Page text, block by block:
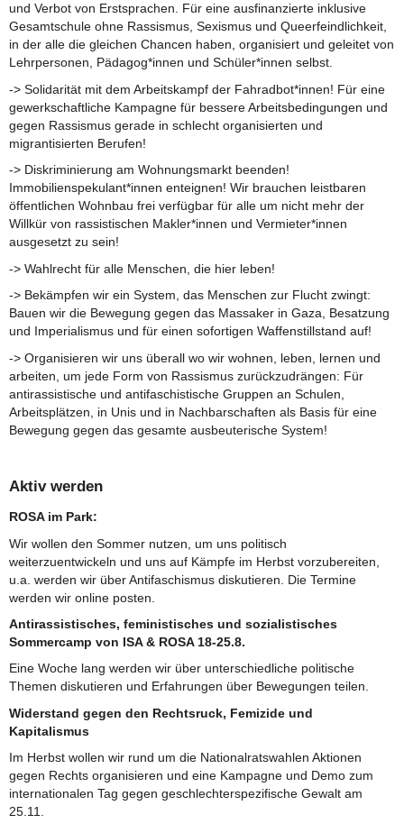
und Verbot von Erstsprachen. Für eine ausfinanzierte inklusive
Gesamtschule ohne Rassismus, Sexismus und Queerfeindlichkeit,
in der alle die gleichen Chancen haben, organisiert und geleitet von
Lehrpersonen, Pädagog*innen und Schüler*innen selbst.
-> Solidarität mit dem Arbeitskampf der Fahradbot*innen! Für eine
gewerkschaftliche Kampagne für bessere Arbeitsbedingungen und
gegen Rassismus gerade in schlecht organisierten und
migrantisierten Berufen!
-> Diskriminierung am Wohnungsmarkt beenden!
Immobilienspekulant*innen enteignen! Wir brauchen leistbaren
öffentlichen Wohnbau frei verfügbar für alle um nicht mehr der
Willkür von rassistischen Makler*innen und Vermieter*innen
ausgesetzt zu sein!
-> Wahlrecht für alle Menschen, die hier leben!
-> Bekämpfen wir ein System, das Menschen zur Flucht zwingt:
Bauen wir die Bewegung gegen das Massaker in Gaza, Besatzung
und Imperialismus und für einen sofortigen Waffenstillstand auf!
-> Organisieren wir uns überall wo wir wohnen, leben, lernen und
arbeiten, um jede Form von Rassismus zurückzudrängen: Für
antirassistische und antifaschistische Gruppen an Schulen,
Arbeitsplätzen, in Unis und in Nachbarschaften als Basis für eine
Bewegung gegen das gesamte ausbeuterische System!
Aktiv werden
ROSA im Park:
Wir wollen den Sommer nutzen, um uns politisch
weiterzuentwickeln und uns auf Kämpfe im Herbst vorzubereiten,
u.a. werden wir über Antifaschismus diskutieren. Die Termine
werden wir online posten.
Antirassistisches, feministisches und sozialistisches
Sommercamp von ISA & ROSA 18-25.8.
Eine Woche lang werden wir über unterschiedliche politische
Themen diskutieren und Erfahrungen über Bewegungen teilen.
Widerstand gegen den Rechtsruck, Femizide und
Kapitalismus
Im Herbst wollen wir rund um die Nationalratswahlen Aktionen
gegen Rechts organisieren und eine Kampagne und Demo zum
internationalen Tag gegen geschlechterspezifische Gewalt am
25.11.